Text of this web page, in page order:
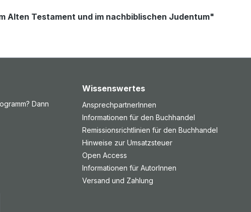
Alten Testament und im nachbiblischen Judentum"
Dann
Wissenswertes
AnsprechpartnerInnen
Informationen für den Buchhandel
Remissionsrichtlinien für den Buchhandel
Hinweise zur Umsatzsteuer
Open Access
Informationen für AutorInnen
Versand und Zahlung